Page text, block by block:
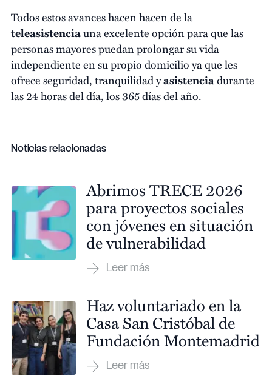
Todos estos avances hacen hacen de la
teleasistenciauna excelente opción para que las
personas mayores puedan prolongar su vida
independiente en su propio domicilio ya que les
ofrece seguridad, tranquilidad yasistenciadurante
las 24 horas del día, los 365 días del año.
Noticias relacionadas
Abrimos TRECE 2026
para proyectos sociales
con jóvenes en situación
de vulnerabilidad
Haz voluntariado en la
Casa San Cristóbal de
Fundación Montemadrid